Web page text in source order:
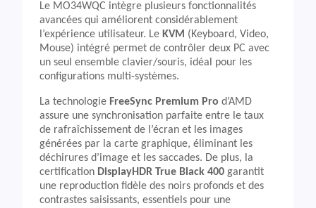
Le MO34WQC intègre plusieurs fonctionnalités
avancées qui améliorent considérablement
l’expérience utilisateur. Le KVM (Keyboard, Video,
Mouse) intégré permet de contrôler deux PC avec
un seul ensemble clavier/souris, idéal pour les
configurations multi-systèmes.
La technologie FreeSync Premium Pro d’AMD
assure une synchronisation parfaite entre le taux
de rafraîchissement de l’écran et les images
générées par la carte graphique, éliminant les
déchirures d’image et les saccades. De plus, la
certification DisplayHDR True Black 400 garantit
une reproduction fidèle des noirs profonds et des
contrastes saisissants, essentiels pour une